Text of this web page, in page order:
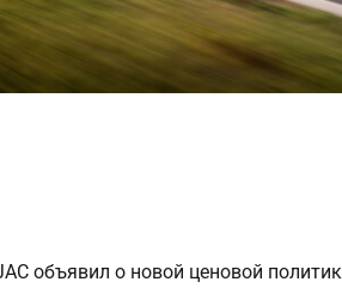
объявил о новой ценовой